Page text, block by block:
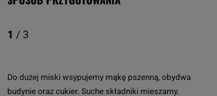
1 / 3
Do dużej miski wsypujemy mąkę pszenną, obydwa
budynie oraz cukier. Suche składniki mieszamy.